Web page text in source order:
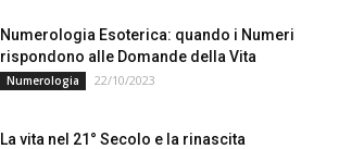
Numerologia Esoterica: quando i Numeri
rispondono alle Domande della Vita
Numerologia 22/10/2023
La vita nel 21° Secolo e la rinascita